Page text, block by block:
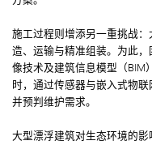
施工过程则增添另一重挑战
造、运输与精准组装。为此
像技术及建筑信息模型（BIM
时，通过传感器与嵌入式物联
并预判维护需求。
大型漂浮建筑对生态环境的